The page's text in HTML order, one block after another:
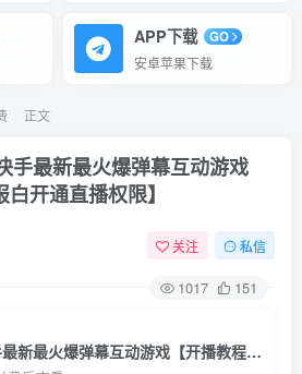
APP下载
GO
安卓苹果下载
正文
手最新最火爆弹幕互动游戏
白开通直播权限】
关注 私信
1017 151
胖可争霸–2023年快手最新最火爆弹幕互动游戏【开播教程+对接报白开通直播权限】